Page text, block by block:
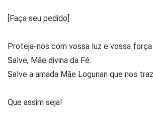
[Faça seu pedido]
Proteja-nos com vossa luz e vossa força
Salve, Mãe divina da Fé.
Salve a amada Mãe Logunan que nos
Que assim seja!